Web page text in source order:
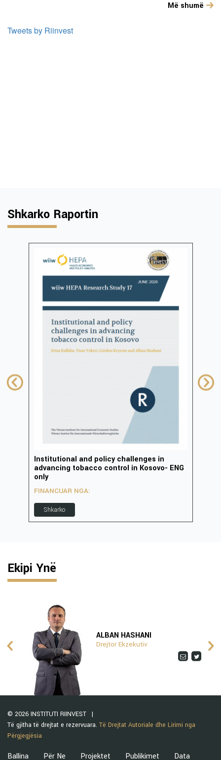
Më shumë
Tweets by Riinvest
Shkarko Raportin
Institutional and policy challenges in
advancing tobacco control in Kosovo- ENG
only
FINANCUAR NGA:
Shkarko
Ekipi Ynë
ALBAN HASHANI
Drejtor Ekzekutiv
© 2026 INSTITUTI RIINVEST
Të gjitha të drejtat e rezervuara. Të Drejtat Autoriale dhe Lirimi nga
Përgjegjësia
Ballina Për Ne Projektet Publikimet Data